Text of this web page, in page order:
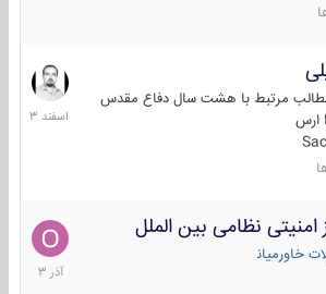
مرتبط با هشت سال دفاع مقدس
20
اسفند
1403
نظامی بین الملل
خاورمیانه
21
آذر
1403